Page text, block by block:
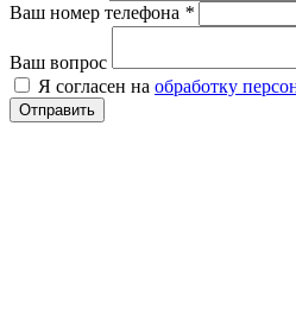
Ваш номер телефона *
Ваш вопрос
Я согласен на обработку
Отправить